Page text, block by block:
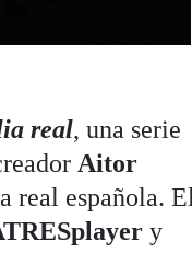
real, una serie
Aitor
real española. El
y